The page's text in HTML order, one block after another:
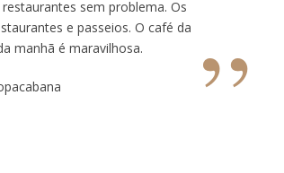
sem problema. Os
e passeios. O café da
manhã é maravilhosa.
”